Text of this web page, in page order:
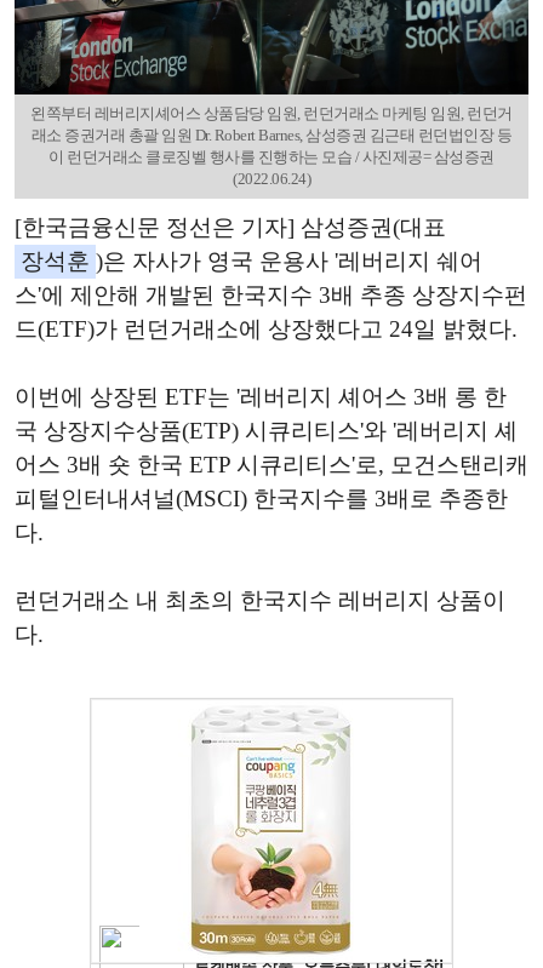
왼쪽부터 레버리지셰어스 상품담당 임원, 런던거래소 마케팅 임원, 런던거
래소 증권거래 총괄 임원 Dr. Robert Barnes, 삼성증권 김근태 런던법인장 등
이 런던거래소 클로징벨 행사를 진행하는 모습 / 사진제공= 삼성증권
(2022.06.24)
[한국금융신문 정선은 기자] 삼성증권(대표
장석훈 )은 자사가 영국 운용사 '레버리지 쉐어
스'에 제안해 개발된 한국지수 3배 추종 상장지수펀
드(ETF)가 런던거래소에 상장했다고 24일 밝혔다.
이번에 상장된 ETF는 '레버리지 셰어스 3배 롱 한
국 상장지수상품(ETP) 시큐리티스'와 '레버리지 셰
어스 3배 숏 한국 ETP 시큐리티스'로, 모건스탠리캐
피털인터내셔널(MSCI) 한국지수를 3배로 추종한
다.
런던거래소 내 최초의 한국지수 레버리지 상품이
다.